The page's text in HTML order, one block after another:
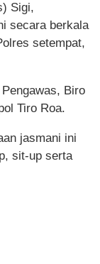
Sigi,
secara berkala
setempat,
Biro
Tiro Roa.
jasmani ini
sit-up serta